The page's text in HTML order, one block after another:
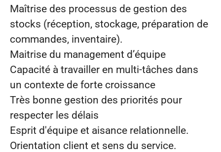
Maîtrise des processus de gestion des
stocks (réception, stockage, préparation de
commandes, inventaire).
Maitrise du management d’équipe
Capacité à travailler en multi-tâches dans
un contexte de forte croissance
Très bonne gestion des priorités pour
respecter les délais
Esprit d'équipe et aisance relationnelle.
Orientation client et sens du service.